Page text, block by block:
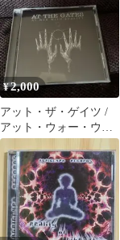
¥2,000
アット・ザ・ゲイツ /
アット・ウォー・ウィ
ズ・リアリティ